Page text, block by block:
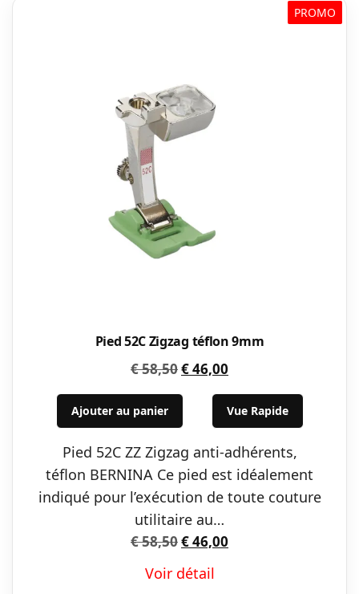
PROMO
Pied 52C Zigzag téflon 9mm
€58,50Le
prix
était :
€ 58,50.
€46,00
prix
actuel
est :
€ 46,00.
Ajouter au panier Vue Rapide
Pied 52C ZZ Zigzag anti-adhérents,
téflon BERNINA Ce pied est idéalement
indiqué pour l’exécution de toute couture
utilitaire au…
€58,50Le
initial
€46,00
Voir détail